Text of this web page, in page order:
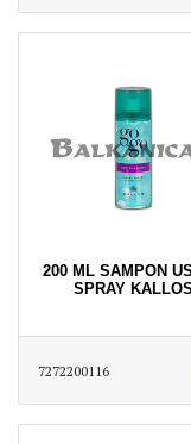
200 ML SAMPON
SPRAY KALLOS
7272200116